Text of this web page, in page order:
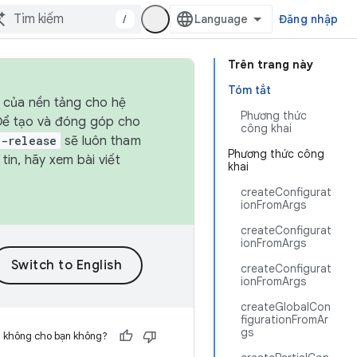
/ Đăng nhập
Trên trang này
Tóm tắt
Phương thức
công khai
Phương thức công
khai
createConfigurat
ionFromArgs
createConfigurat
ionFromArgs
createConfigurat
ionFromArgs
createGlobalCon
figurationFromAr
gs
nền tảng cho hệ
tạo và đóng góp cho
release sẽ luôn tham
hãy xem bài viết
cho bạn không?